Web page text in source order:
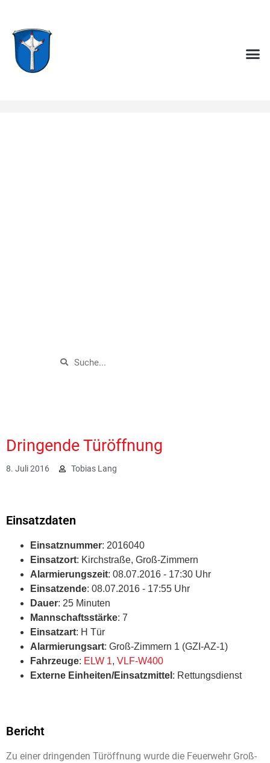
Dringende Türöffnung
8. Juli 2016 Tobias Lang
Einsatzdaten
Einsatznummer: 2016040
Einsatzort: Kirchstraße, Groß-Zimmern
Alarmierungszeit: 08.07.2016 - 17:30 Uhr
Einsatzende: 08.07.2016 - 17:55 Uhr
Dauer: 25 Minuten
Mannschaftsstärke: 7
Einsatzart: H Tür
Alarmierungsart: Groß-Zimmern 1 (GZI-AZ-1)
Fahrzeuge: ELW 1, VLF-W400
Externe Einheiten/Einsatzmittel : Rettungsdienst
Bericht
Zu einer dringenden Türöffnung wurde die Feuerwehr Groß-